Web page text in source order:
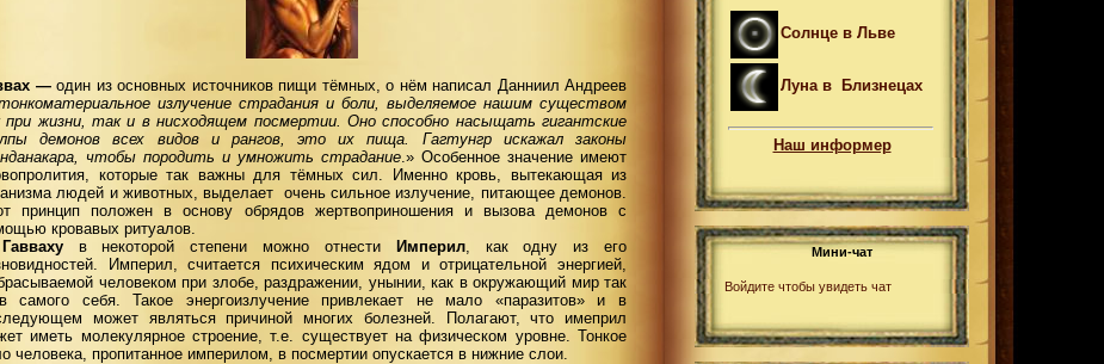
—один из основных источников пищи тёмных, о нём написал Данниил Андреев
излучение страдания и боли, выделяемое нашим существом
при жизни, так и в нисходящем посмертии. Оно способно насыщать гигантские
демоноввсех видов и рангов, это их пища. Гагтунгр искажал законы
чтобы породить и умножить страдание .» Особенное значение имеют
которые так важны для тёмных сил. Именно кровь, вытекающая из
людей и животных, выделает очень сильное излучение, питающее демонов.
принцип положен в основу обрядов жертвоприношения и вызова демонов с
кровавых ритуалов.
Гаввахув некоторой степени можно отнести Империл, как одну из его
Империл, считается психическим ядом и отрицательной энергией,
человеком при злобе, раздражении, унынии, как в окружающий мир так
самого себя. Такое энергоизлучение привлекает не мало «паразитов» и в
может являться причиной многих болезней. Полагают, что имеприл
иметь молекулярное строение, т.е. существует на физическом уровне. Тонкое
человека, пропитанное империлом, в посмертии опускается в нижние слои.
Солнце в Льве
Луна в Близнецах
Наш информер
Мини-чат
Войдите чтобы увидеть чат